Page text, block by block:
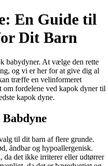
En Guide til
Dit Barn
babydyner. At vælge den rette
og vi er her for at give dig al
træffe en velinformeret
fordelene ved kapok dyner til
kapok dyne.
til dit barn af flere grunde.
åndbar og hypoallergenisk.
da det ikke irriterer eller udtørrer